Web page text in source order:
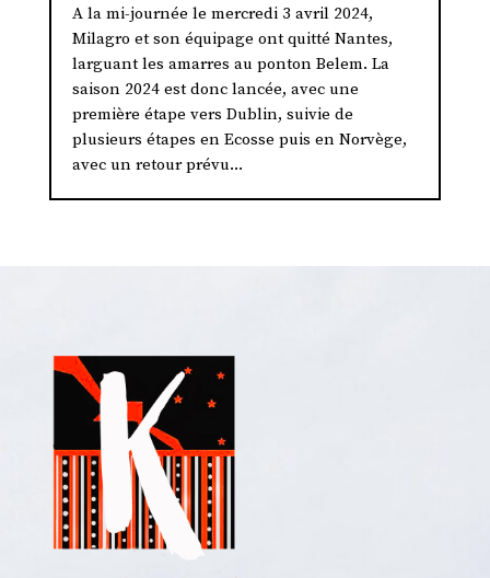
A la mi-journée le mercredi 3 avril 2024,
Milagro et son équipage ont quitté Nantes,
larguant les amarres au ponton Belem. La
saison 2024 est donc lancée, avec une
première étape vers Dublin, suivie de
plusieurs étapes en Ecosse puis en Norvège,
avec un retour prévu...